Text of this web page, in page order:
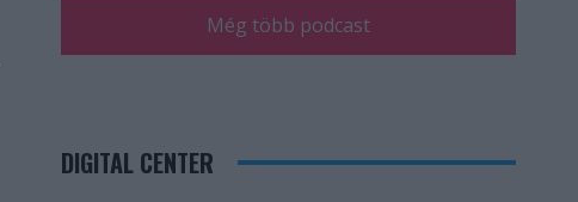
Még több podcast
DIGITAL CENTER